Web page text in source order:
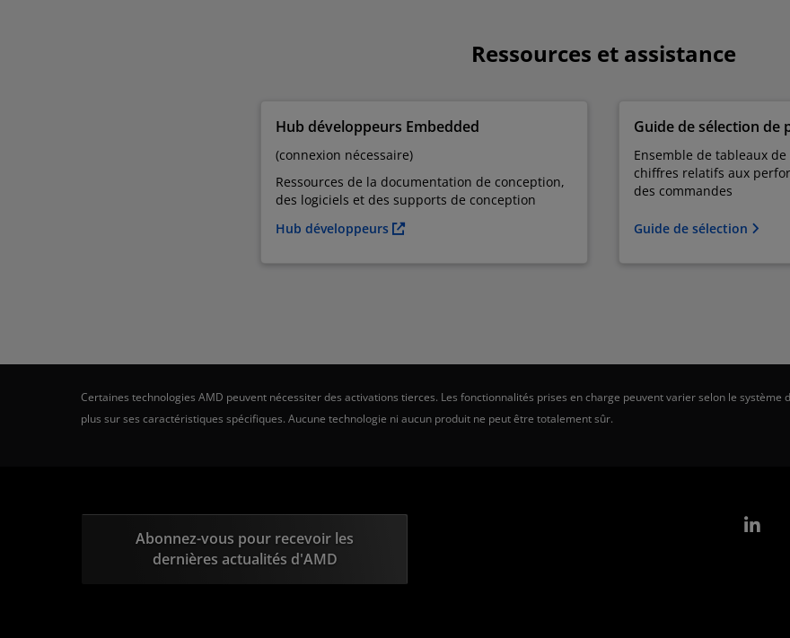
Ressources et assistance
Hub développeurs Embedded
(connexion nécessaire)
Ressources de la documentation de conception,
des logiciels et des supports de conception
Hub développeurs
Guide de sélection de
Ensemble de tableaux
chiffres relatifs aux
des commandes
Guide de sélection
Certaines technologies AMD peuvent nécessiter des activations tierces. Les fonctionnalités prises en charge peuvent varier selon le
plus sur ses caractéristiques spécifiques. Aucune technologie ni aucun produit ne peut être totalement sûr.
Abonnez-vous pour recevoir les
dernières actualités d'AMD